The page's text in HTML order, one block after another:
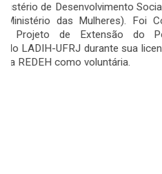
Na Redeh, atua como
assistência de projetos.